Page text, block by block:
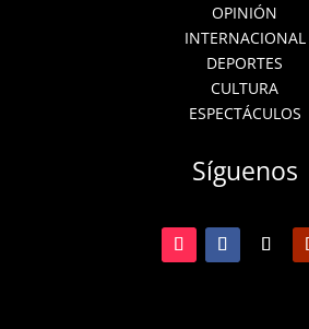
OPINIÓN
INTERNACIONAL
DEPORTES
CULTURA
ESPECTÁCULOS
Síguenos